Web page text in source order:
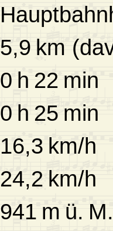
5,9 km
0 h 22 min
0 h 25 min
16,3 km/h
24,2 km/h
941 m ü. M.